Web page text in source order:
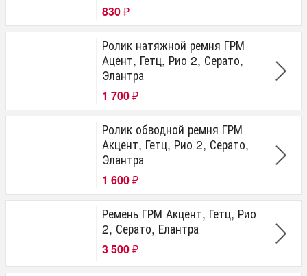
830 ₽
Ролик натяжной ремня ГРМ
Ацент, Гетц, Рио 2, Серато,
Элантра
1 700 ₽
Ролик обводной ремня ГРМ
Акцент, Гетц, Рио 2, Серато,
Элантра
1 600 ₽
Ремень ГРМ Акцент, Гетц, Рио
2, Серато, Елантра
3 500 ₽